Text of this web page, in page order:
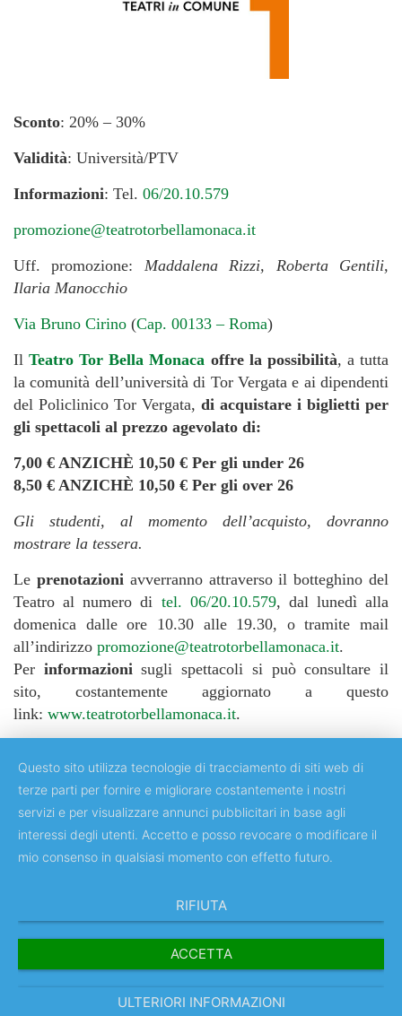
Sconto: 20% – 30%
Validità: Università/PTV
Informazioni: Tel. 06/20.10.579
promozione@teatrotorbellamonaca.it
Uff. promozione: Maddalena Rizzi, Roberta Gentili,
Ilaria Manocchio
Via Bruno Cirino (Cap. 00133 – Roma)
IlTeatro Tor Bella Monaca offre la possibilità, a tutta
la comunità dell’università di Tor Vergata e ai dipendenti
del Policlinico Tor Vergata, di acquistare i biglietti per
gli spettacoli al prezzo agevolato di:
7,00 € ANZICHÈ 10,50 € Per gli under 26
8,50 € ANZICHÈ 10,50 € Per gli over 26
Gli studenti, al momento dell’acquisto, dovranno
mostrare la tessera.
Le prenotazioni avverranno attraverso il botteghino del
Teatro al numero di tel. 06/20.10.579, dal lunedì alla
domenica dalle ore 10.30 alle 19.30, o tramite mail
all’indirizzo promozione@teatrotorbellamonaca.it.
Per informazionisugli spettacoli si può consultare il
sito, costantemente aggiornato a questo
link: www.teatrotorbellamonaca.it.
Copyright © 2018 Università degli Studi di Roma "Tor Vergata"
Questo sito utilizza tecnologie di tracciamento di siti web di
terze parti per fornire e migliorare costantemente i nostri
servizi e per visualizzare annunci pubblicitari in base agli
interessi degli utenti. Accetto e posso revocare o modificare il
mio consenso in qualsiasi momento con effetto futuro.
RIFIUTA
ACCETTA
ULTERIORI INFORMAZIONI